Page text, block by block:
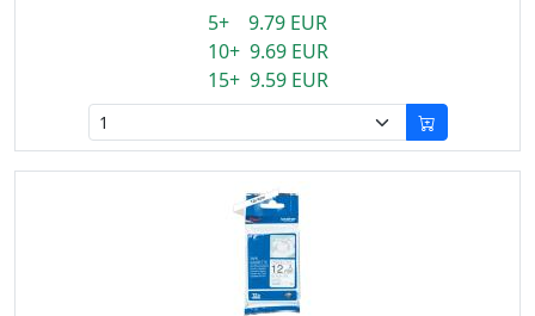
5+ 9.79 EUR
10+ 9.69 EUR
15+ 9.59 EUR